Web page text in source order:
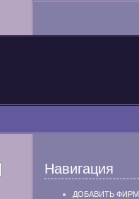
Навигация
ДОБАВИТЬ